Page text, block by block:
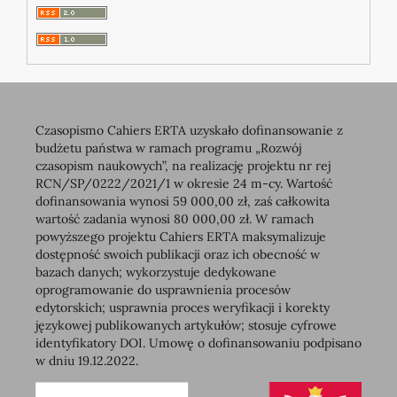
Czasopismo Cahiers ERTA uzyskało dofinansowanie z
budżetu państwa w ramach programu „Rozwój
czasopism naukowych”, na realizację projektu nr rej
RCN/SP/0222/2021/1 w okresie 24 m-cy. Wartość
dofinansowania wynosi 59 000,00 zł, zaś całkowita
wartość zadania wynosi 80 000,00 zł. W ramach
powyższego projektu Cahiers ERTA maksymalizuje
dostępność swoich publikacji oraz ich obecność w
bazach danych; wykorzystuje dedykowane
oprogramowanie do usprawnienia procesów
edytorskich; usprawnia proces weryfikacji i korekty
językowej publikowanych artykułów; stosuje cyfrowe
identyfikatory DOI. Umowę o dofinansowaniu podpisano
w dniu 19.12.2022.